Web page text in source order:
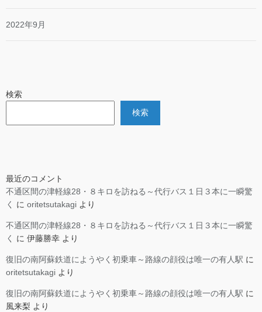
2022年9月
検索
検索
最近のコメント
不通区間の津軽線28・８キロを訪ねる～代行バス１日３本に一瞬驚
く
に oritetsutakagi より
不通区間の津軽線28・８キロを訪ねる～代行バス１日３本に一瞬驚
く
に 伊藤勝幸 より
復旧の南阿蘇鉄道にようやく初乗車～路線の顔役は唯一の有人駅 に
oritetsutakagi より
復旧の南阿蘇鉄道にようやく初乗車～路線の顔役は唯一の有人駅 に
風来梨 より